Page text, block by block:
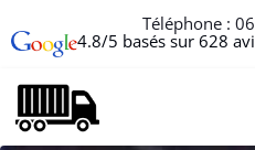
Téléphone :
4.8/5 basés sur 628